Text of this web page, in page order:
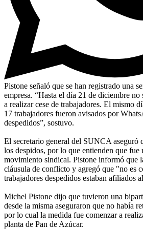
Pistone señaló que se han registrado una
empresa. “Hasta el día 21 de diciembre no
a realizar cese de trabajadores. El mismo
17 trabajadores fueron avisados por
despedidos”, sostuvo.
El secretario general del SUNCA aseguró
los despidos, por lo que entienden que fue
movimiento sindical. Pistone informó que
cláusula de conflicto y agregó que "no es
trabajadores despedidos estaban afiliados
Michel Pistone dijo que tuvieron una
desde la misma aseguraron que no había
por lo cual la medida fue comenzar a
planta de Pan de Azúcar.